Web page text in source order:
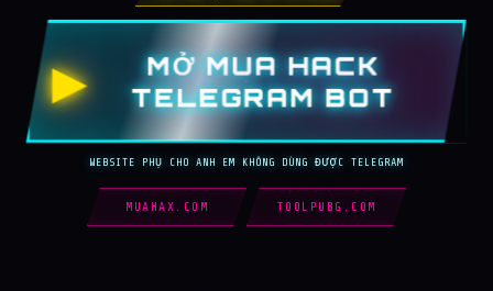
▶
MỞ MUA HACK
TELEGRAM BOT
WEBSITE PHỤ CHO ANH EM KHÔNG DÙNG ĐƯỢC TELEGRAM
MUAHAX.COM TOOLPUBG.COM